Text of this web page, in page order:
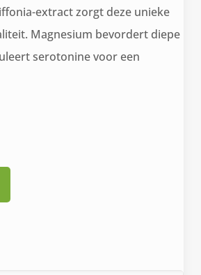
extract zorgt deze unieke
Magnesium bevordert diepe
serotonine voor een